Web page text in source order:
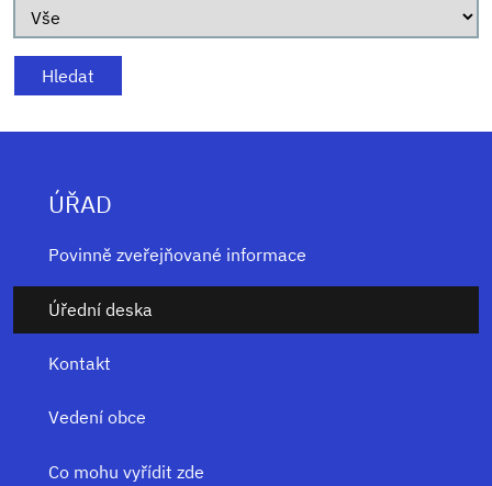
ÚŘAD
Povinně zveřejňované informace
Úřední deska
Kontakt
Vedení obce
Co mohu vyřídit zde